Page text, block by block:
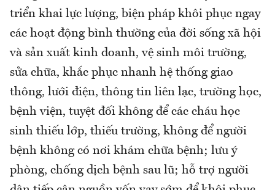
triển khai lực lượng, biện pháp khôi phục ngay
các hoạt động bình thường của đời sống xã hội
và sản xuất kinh doanh, vệ sinh môi trường,
sửa chữa, khắc phục nhanh hệ thống giao
thông, lưới điện, thông tin liên lạc, trường học,
bệnh viện, tuyệt đối không để các cháu học
sinh thiếu lớp, thiếu trường, không để người
bệnh không có nơi khám chữa bệnh; lưu ý
phòng, chống dịch bệnh sau lũ; hỗ trợ người